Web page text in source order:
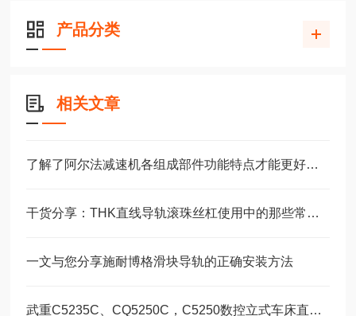
产品分类
相关文章
了解了阿尔法减速机各组成部件功能特点才能更好的使用它
干货分享：THK直线导轨滚珠丝杠使用中的那些常见故障与解决技巧
一文与您分享施耐博格滑块导轨的正确安装方法
武重C5235C、CQ5250C，C5250数控立式车床直线运动滑块WEH35CA/WEW35CC